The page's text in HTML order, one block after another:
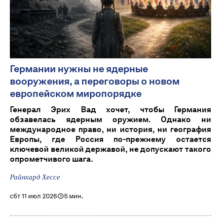
Германии нужны не ядерные
вооружения, а переговоры о новом
европейском миропорядке
Генерал Эрих Вад хочет, чтобы Германия
обзавелась ядерным оружием. Однако ни
международное право, ни история, ни география
Европы, где Россия по-прежнему остается
ключевой великой державой, не допускают такого
опрометчивого шага.
Райнхард Хессе
сбт 11 июл 2026 5 мин.